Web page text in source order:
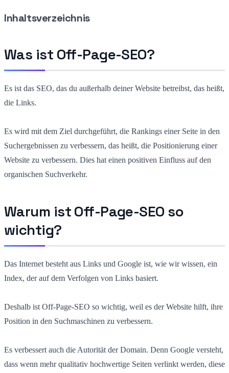
Inhaltsverzeichnis
Was ist Off-Page-SEO?
Es ist das SEO, das du außerhalb deiner Website betreibst, das heißt,
die Links.
Es wird mit dem Ziel durchgeführt, die Rankings einer Seite in den
Suchergebnissen zu verbessern, das heißt, die Positionierung einer
Website zu verbessern. Dies hat einen positiven Einfluss auf den
organischen Suchverkehr.
Warum ist Off-Page-SEO so
wichtig?
Das Internet besteht aus Links und Google ist, wie wir wissen, ein
Index, der auf dem Verfolgen von Links basiert.
Deshalb ist Off-Page-SEO so wichtig, weil es der Website hilft, ihre
Position in den Suchmaschinen zu verbessern.
Es verbessert auch die Autorität der Domain. Denn Google versteht,
dass wenn mehr qualitativ hochwertige Seiten verlinkt werden, diese